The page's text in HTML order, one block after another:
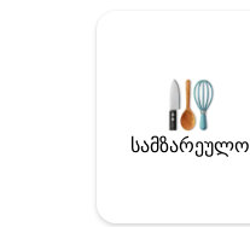
სამზარეულო